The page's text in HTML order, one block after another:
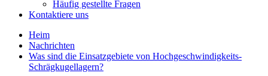
Häufig gestellte Fragen
Kontaktiere uns
Heim
Nachrichten
Was sind die Einsatzgebiete von Hochgeschwindigkeits-
Schrägkugellagern?